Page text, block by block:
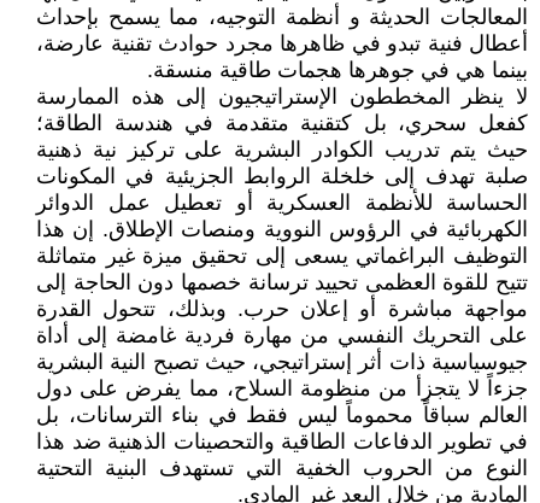
المعالجات الحديثة و أنظمة التوجيه، مما يسمح بإحداث
أعطال فنية تبدو في ظاهرها مجرد حوادث تقنية عارضة،
بينما هي في جوهرها هجمات طاقية منسقة.
لا ينظر المخططون الإستراتيجيون إلى هذه الممارسة
كفعل سحري، بل كتقنية متقدمة في هندسة الطاقة؛
حيث يتم تدريب الكوادر البشرية على تركيز نية ذهنية
صلبة تهدف إلى خلخلة الروابط الجزيئية في المكونات
الحساسة للأنظمة العسكرية أو تعطيل عمل الدوائر
الكهربائية في الرؤوس النووية ومنصات الإطلاق. إن هذا
التوظيف البراغماتي يسعى إلى تحقيق ميزة غير متماثلة
تتيح للقوة العظمى تحييد ترسانة خصمها دون الحاجة إلى
مواجهة مباشرة أو إعلان حرب. وبذلك، تتحول القدرة
على التحريك النفسي من مهارة فردية غامضة إلى أداة
جيوسياسية ذات أثر إستراتيجي، حيث تصبح النية البشرية
جزءاً لا يتجزأ من منظومة السلاح، مما يفرض على دول
العالم سباقاً محموماً ليس فقط في بناء الترسانات، بل
في تطوير الدفاعات الطاقية والتحصينات الذهنية ضد هذا
النوع من الحروب الخفية التي تستهدف البنية التحتية
المادية من خلال البعد غير المادي.